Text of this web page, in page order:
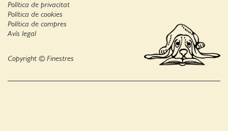
Política de privacitat
Política de cookies
Avís legal
Política de compres
Copyright © Finestres